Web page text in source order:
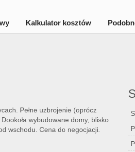
Kalkulator kosztów
Pełne uzbrojenie (oprócz
wybudowane domy, blisko
wschodu. Cena do negocjacji.